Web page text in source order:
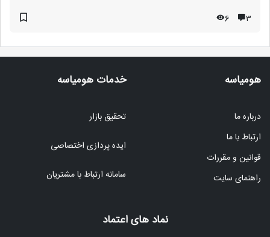
۳ 6
هومیاسه
درباره ما
ارتباط با ما
قوانین و مقررات
راهنمای سایت
خدمات هومیاسه
تحقیق بازار
ایده پردازی اختصاصی
سامانه ارتباط با مشتریان
نماد های اعتماد